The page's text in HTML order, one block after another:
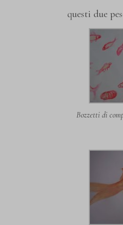
questi due
bozzetti di